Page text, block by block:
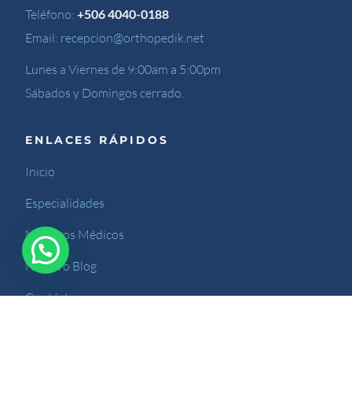
Teléfono:+506 4040-0188
Email: recepcion@orthopedik.net
Lunes a Viernes de 9:00am a 5:00pm
Sábados y Domingos cerrado.
ENLACES RÁPIDOS
Inicio
Especialidades
Nuestros Médicos
Nuestro Blog
Contáctenos